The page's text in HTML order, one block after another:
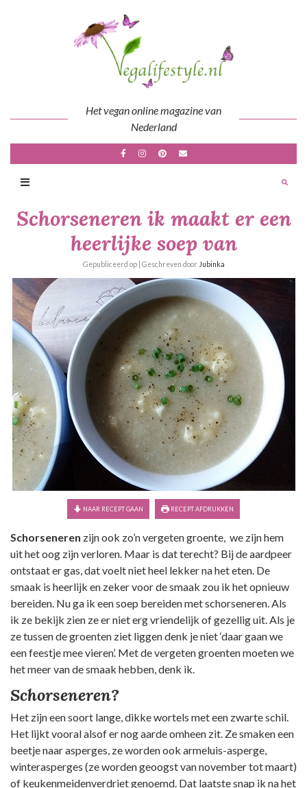
Het vegan online magazine van
Nederland
Schorseneren ik maakt er een
heerlijke soep van
Gepubliceerd op | Geschreven door Jubinka
NAAR RECEPT GAAN RECEPT AFDRUKKEN
Schorseneren zijn ook zo’n vergeten groente, we zijn hem
uit het oog zijn verloren. Maar is dat terecht? Bij de aardpeer
ontstaat er gas, dat voelt niet heel lekker na het eten. De
smaak is heerlijk en zeker voor de smaak zou ik het opnieuw
bereiden. Nu ga ik een soep bereiden met schorseneren. Als
ik ze bekijk zien ze er niet erg vriendelijk of gezellig uit. Als je
ze tussen de groenten ziet liggen denk je niet ‘daar gaan we
een feestje mee vieren’. Met de vergeten groenten moeten we
het meer van de smaak hebben, denk ik.
Schorseneren?
Het zijn een soort lange, dikke wortels met een zwarte schil.
Het lijkt vooral alsof er nog aarde omheen zit. Ze smaken een
beetje naar asperges, ze worden ook armeluis-asperge,
winterasperges (ze worden geoogst van november tot maart)
of keukenmeidenverdriet genoemd. Dat laatste snap ik na het